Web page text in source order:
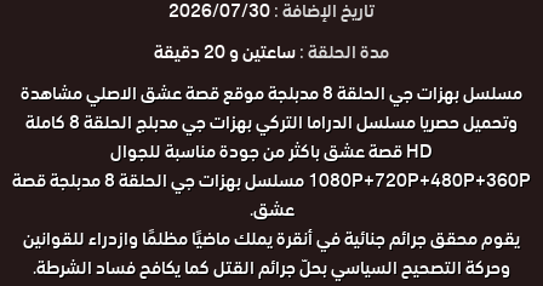
تاريخ الإضافة :2026/07/30
مدة الحلقة :ساعتين و 20 دقيقة
مسلسل بهزات جي الحلقة 8 مدبلجة موقع قصة عشق الاصلي مشاهدة
وتحميل حصريا مسلسل الدراما التركي بهزات جي مدبلج الحلقة 8 كاملة
HD قصة عشق باكثر من جودة مناسبة للجوال
1080P+720P+480P+360P مسلسل بهزات جي الحلقة 8 مدبلجة قصة
عشق.
يقوم محقق جرائم جنائية في أنقرة يملك ماضيًا مظلمًا وازدراء للقوانين
وحركة التصحيح السياسي بحلّ جرائم القتل كما يكافح فساد الشرطة.